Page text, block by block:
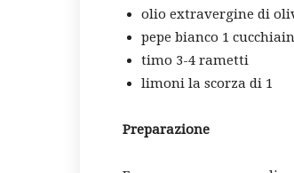
olio extravergine di
pepe bianco 1
timo 3-4 rametti
limoni la scorza di 1
Preparazione